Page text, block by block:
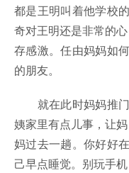
都是王明叫着他学校
奇对王明还是非常的心
存感激。任由妈妈如
的朋友。
就在此时妈妈推门
姨家里有点儿事，让妈
妈过去一趟。你好好
己早点睡觉。别玩手机